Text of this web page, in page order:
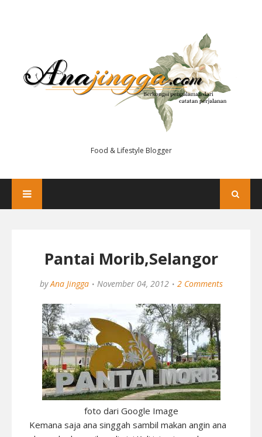
Food & Lifestyle Blogger
Pantai Morib,Selangor
by Ana Jingga November 04, 2012 2 Comments
foto dari Google Image
Kemana saja ana singgah sambil makan angin ana